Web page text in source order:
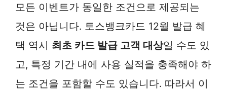
모든 이벤트가 동일한 조건으로 제공되는
것은 아닙니다. 토스뱅크카드 12월 발급 혜
택 역시 최초 카드 발급 고객 대상일 수도 있
고, 특정 기간 내에 사용 실적을 충족해야 하
는 조건을 포함할 수도 있습니다. 따라서 이